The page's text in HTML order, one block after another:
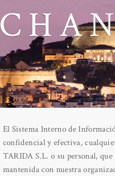
El Sistema Interno de
confidencial y efectiva,
TARIDA S.L. o su personal,
mantenida con nuestra